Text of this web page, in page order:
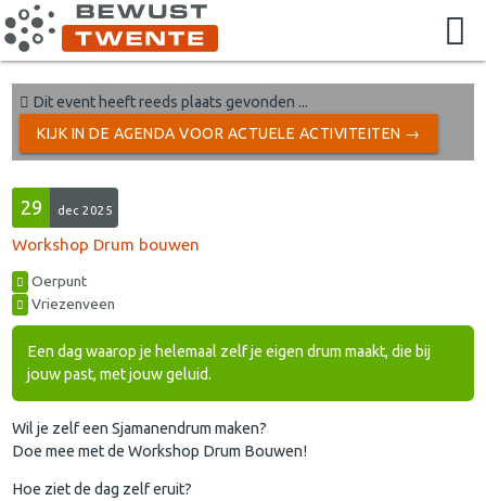
Dit event heeft reeds plaats gevonden ...
KIJK IN DE AGENDA VOOR ACTUELE ACTIVITEITEN →
29 dec 2025
Workshop Drum bouwen
Oerpunt
Vriezenveen
Een dag waarop je helemaal zelf je eigen drum maakt, die bij
jouw past, met jouw geluid.
Wil je zelf een Sjamanendrum maken?
Doe mee met de Workshop Drum Bouwen!
Hoe ziet de dag zelf eruit?